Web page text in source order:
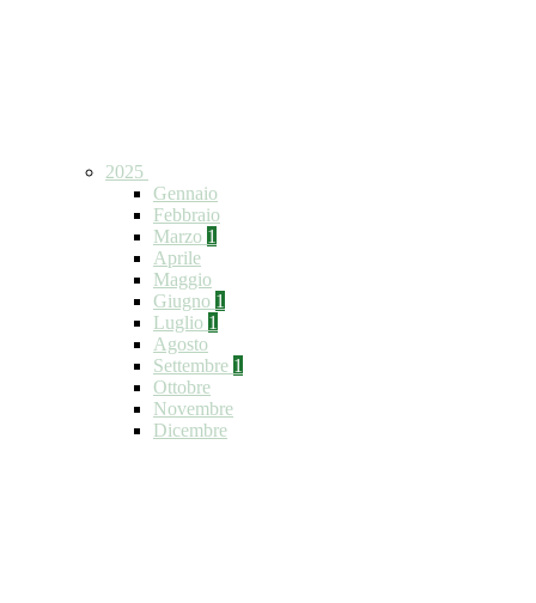
2025
Gennaio
Febbraio
Marzo 1
Aprile
Maggio
Giugno 1
Luglio 1
Agosto
Settembre 1
Ottobre
Novembre
Dicembre